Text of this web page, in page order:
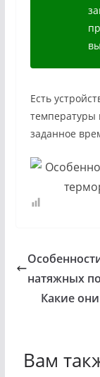
Есть
температуры
заданное
натяжных
Какие
Вам